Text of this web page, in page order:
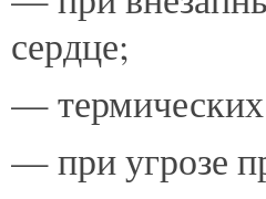
сердце;
—
— при угрозе